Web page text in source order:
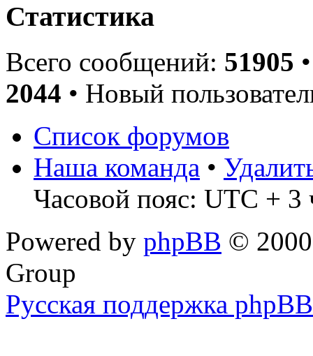
Статистика
Всего сообщений: 51905
2044 • Новый
Список форумов
Наша команда •
Часовой пояс: UTC + 3
Powered by phpBB ©
Group
Русская поддержка phpBB